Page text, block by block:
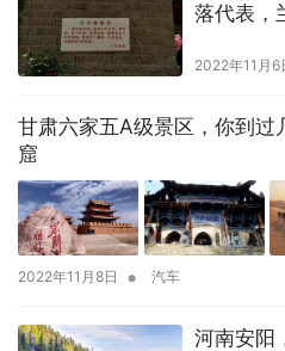
落代表，
2022年11月6
甘肃六家五A级景区，你到过
窟
2022年11月8日 • 汽车
河南安阳